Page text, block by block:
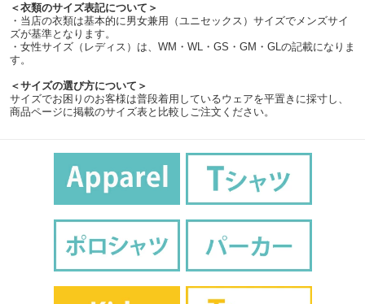
＜衣類のサイズ表記について＞
・当店の衣類は基本的に男女兼用（ユニセックス）サイズでメンズサイ
ズが基準となります。
・女性サイズ（レディス）は、WM・WL・GS・GM・GLの記載になりま
す。
＜サイズの選び方について＞
サイズでお困りのお客様は普段着用しているウェアを平置きに採寸し、
商品ページに掲載のサイズ表と比較しご注文ください。